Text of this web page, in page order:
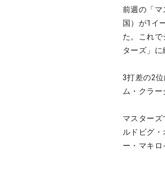
前週の「マ
国）が1イ
た。これ
ターズ」に
3打差の2
ム・クラー
マスターズ
ルドビグ
ー・マキロ